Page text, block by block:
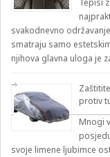
Tepisi
svakodnevno
smatraju samo
njihova glavna uloga je
protiv
Mnogi
svoje limene ljubimce